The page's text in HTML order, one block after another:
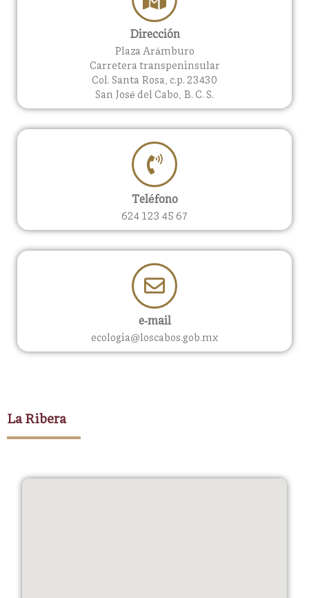
Dirección
Plaza Arámburo
Carretera transpeninsular
Col. Santa Rosa, c.p. 23430
San José del Cabo, B. C. S.
Teléfono
624 123 45 67
e-mail
ecologia@loscabos.gob.mx
La Ribera